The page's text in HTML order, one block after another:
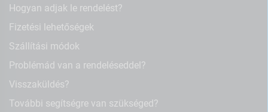
Hogyan adjak le rendelést?
Fizetési lehetőségek
Szállítási módok
Problémád van a rendeléseddel?
Visszaküldés?
További segítségre van szükséged?